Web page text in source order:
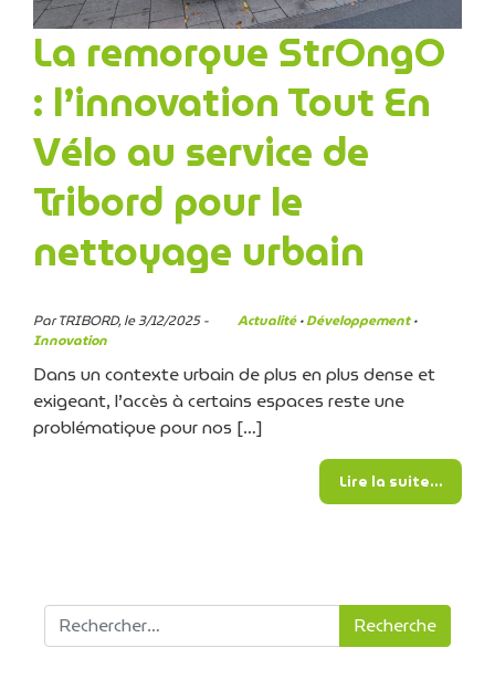
La remorque StrOngO
: l’innovation Tout En
Vélo au service de
Tribord pour le
nettoyage urbain
Par TRIBORD, le 3/12/2025 - Actualité·Développement·
Innovation
Dans un contexte urbain de plus en plus dense et
exigeant, l’accès à certains espaces reste une
problématique pour nos […]
Lire la suite…from
Recherche pour :